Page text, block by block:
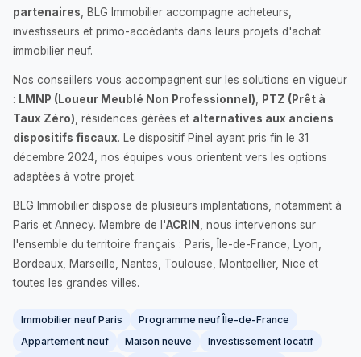
partenaires , BLG Immobilier accompagne acheteurs,
investisseurs et primo-accédants dans leurs projets d'achat
immobilier neuf.
Nos conseillers vous accompagnent sur les solutions en vigueur
: LMNP (Loueur Meublé Non Professionnel)
PTZ (Prêt à
Taux Zéro) , résidences gérées et alternatives aux anciens
dispositifs fiscaux. Le dispositif Pinel ayant pris fin le 31
décembre 2024, nos équipes vous orientent vers les options
adaptées à votre projet.
BLG Immobilier dispose de plusieurs implantations, notamment à
Paris et Annecy. Membre de l'ACRIN
, nous intervenons sur
l'ensemble du territoire français : Paris, Île-de-France, Lyon,
Bordeaux, Marseille, Nantes, Toulouse, Montpellier, Nice et
toutes les grandes villes.
Immobilier neuf Paris
Programme neuf Île-de-France
Appartement neuf
Maison neuve
Investissement locatif